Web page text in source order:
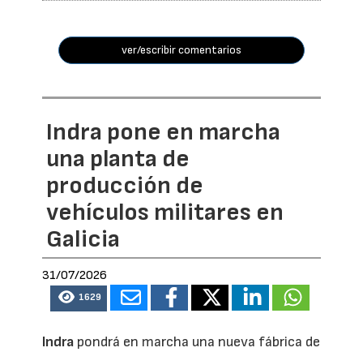
ver/escribir comentarios
Indra pone en marcha
una planta de
producción de
vehículos militares en
Galicia
31/07/2026
1629
Indra pondrá en marcha una nueva fábrica de